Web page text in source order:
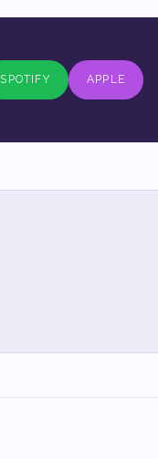
SPOTIFY APPLE